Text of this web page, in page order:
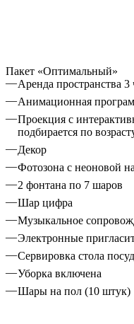
Пакет «Оптимальный»
Аренда пространства 3
Анимационная
Проекция с
подбирается по
Декор
Фотозона с неоновой
2 фонтана по 7 шаров
Шар цифра
Музыкальное
Электронные
Сервировка стола
Уборка включена
Шары на пол (10 штук)